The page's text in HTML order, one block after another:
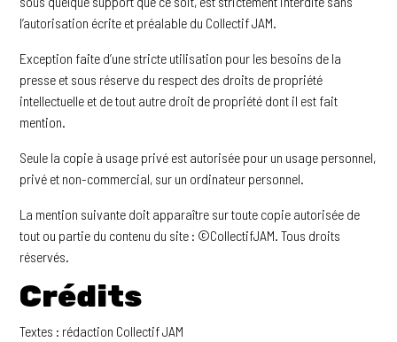
l’autorisation écrite et préalable du Collectif JAM.
Exception faite d’une stricte utilisation pour les besoins de la
presse et sous réserve du respect des droits de propriété
intellectuelle et de tout autre droit de propriété dont il est fait
mention.
Seule la copie à usage privé est autorisée pour un usage personnel,
privé et non-commercial, sur un ordinateur personnel.
La mention suivante doit apparaître sur toute copie autorisée de
tout ou partie du contenu du site : ©CollectifJAM. Tous droits
réservés.
Crédits
Textes : rédaction Collectif JAM